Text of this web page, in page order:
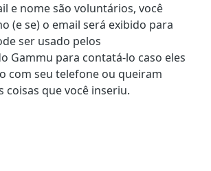
e nome são voluntários, você
(e se) o email será exibido para
ser usado pelos
Gammu para contatá-lo caso eles
com seu telefone ou queiram
coisas que você inseriu.